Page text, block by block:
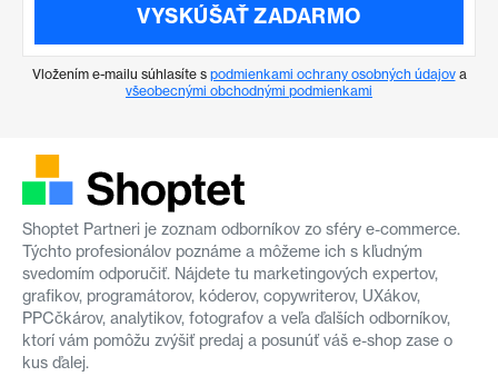
VYSKÚŠAŤ ZADARMO
Vložením e-mailu súhlasíte s podmienkami ochrany osobných údajova
všeobecnými obchodnými podmienkami
Shoptet Partneri je zoznam odborníkov zo sféry e-commerce.
Týchto profesionálov poznáme a môžeme ich s kľudným
svedomím odporučiť. Nájdete tu marketingových expertov,
grafikov, programátorov, kóderov, copywriterov, UXákov,
PPCčkárov, analytikov, fotografov a veľa ďalších odborníkov,
ktorí vám pomôžu zvýšiť predaj a posunúť váš e-shop zase o
kus ďalej.